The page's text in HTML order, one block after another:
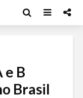
e B
Brasil